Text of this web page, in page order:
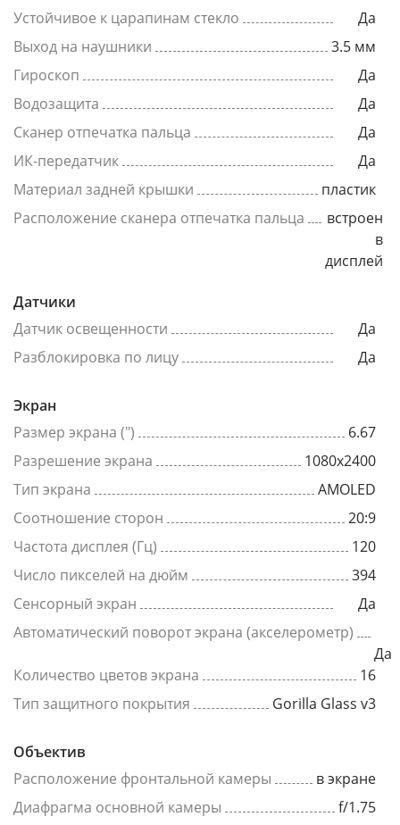
Устойчивое к царапинам стекло
Да
Выход на наушники
3.5 мм
Гироскоп
Да
Водозащита
Да
Сканер отпечатка пальца
Да
ИК-передатчик
Да
Материал задней крышки
пластик
Расположение сканера отпечатка пальца
встроен
в
дисплей
Датчики
Датчик освещенности
Да
Разблокировка по лицу
Да
Экран
Размер экрана (")
6.67
Разрешение экрана
1080x2400
Тип экрана
AMOLED
Соотношение сторон
20:9
Частота дисплея (Гц)
120
Число пикселей на дюйм
394
Сенсорный экран
Да
Автоматический поворот экрана (акселерометр)
Да
Количество цветов экрана
16
Тип защитного покрытия
Gorilla Glass v3
Объектив
Расположение фронтальной камеры
в экране
Диафрагма основной камеры
f/1.75